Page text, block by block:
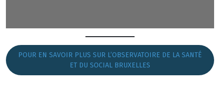
POUR EN SAVOIR PLUS SUR L’OBSERVATOIRE DE LA SANTÉ
ET DU SOCIAL BRUXELLES